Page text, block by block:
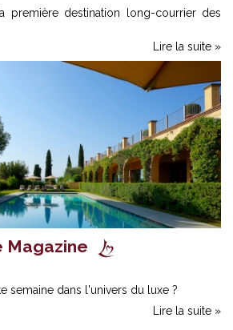
première destination long-courrier des
Lire la suite »
Magazine
semaine dans l'univers du luxe ?
Lire la suite »